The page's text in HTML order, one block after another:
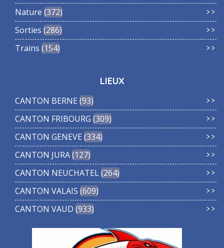
Nature 372
Sorties 286
Trains 154
LIEUX
CANTON BERNE 93
CANTON FRIBOURG 309
CANTON GENEVE 334
CANTON JURA 127
CANTON NEUCHATEL 264
CANTON VALAIS 609
CANTON VAUD 933